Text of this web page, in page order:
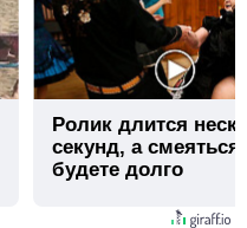
Ролик длится
секунд, а
будете долго